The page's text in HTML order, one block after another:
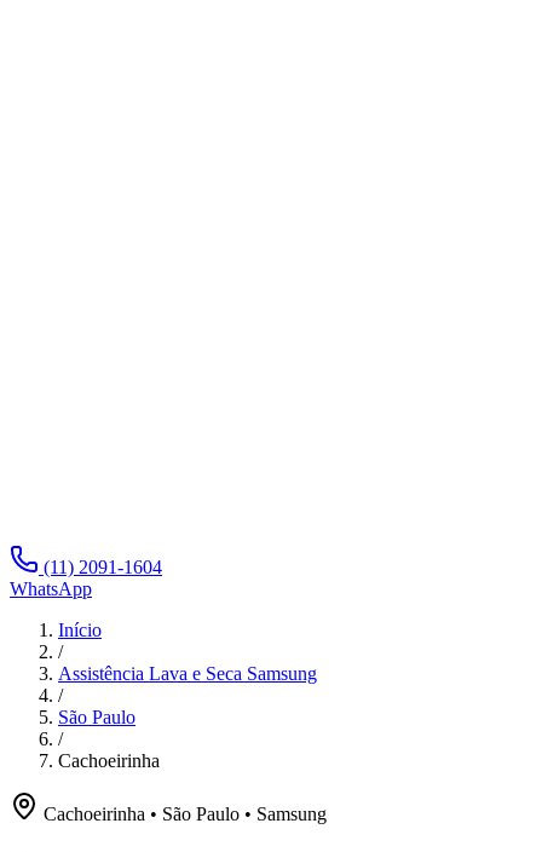
(11) 2091-1604
WhatsApp
Início
/
Assistência Lava e Seca Samsung
/
São Paulo
/
Cachoeirinha
Cachoeirinha • São Paulo • Samsung